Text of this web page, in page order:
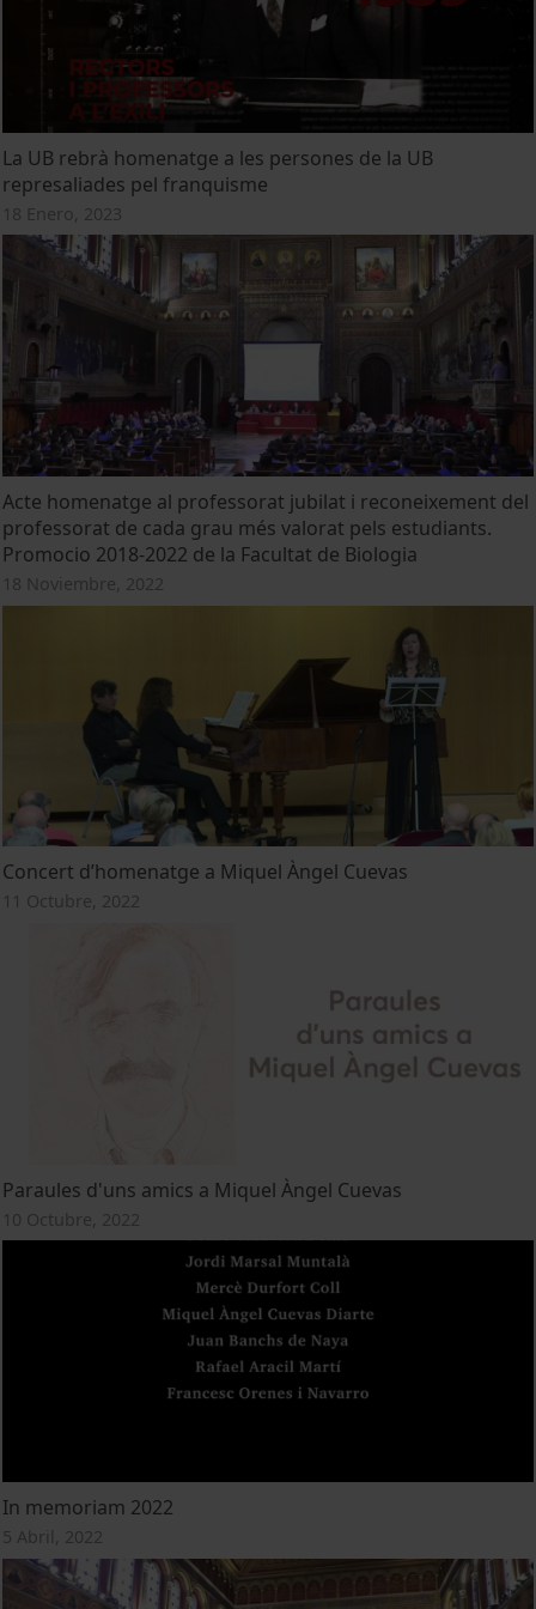
La UB rebrà homenatge a les persones de la UB
represaliades pel franquisme
18 Enero, 2023
Acte homenatge al professorat jubilat i reconeixement del
professorat de cada grau més valorat pels estudiants.
Promocio 2018-2022 de la Facultat de Biologia
18 Noviembre, 2022
Concert d’homenatge a Miquel Àngel Cuevas
11 Octubre, 2022
Paraules d'uns amics a Miquel Àngel Cuevas
10 Octubre, 2022
In memoriam 2022
5 Abril, 2022